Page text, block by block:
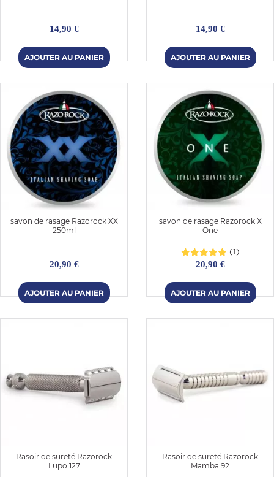
14,90 € 14,90 €
savon de rasage Razorock XX
250ml
20,90 €
savon de rasage Razorock X
One
(1)
20,90 €
Rasoir de sureté Razorock
Lupo 127
Rasoir de sureté Razorock
Mamba 92